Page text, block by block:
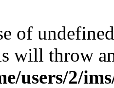
of
will throw
users/2/